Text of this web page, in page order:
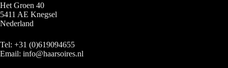
Het Groen 40
5411 AE Knegsel
Nederland
Tel: +31 (0)619094655
Email: info@haarsoires.nl